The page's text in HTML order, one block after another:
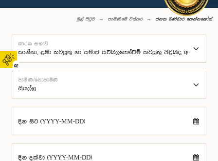
02
මුල් පිටුව පැමිණීමේ විස්තර ජනක බණ්ඩාර තෙන්නකෝන්
කාරක සභාව
පැමිණි/නොපැමිණි
දින සිට (YYYY-MM-DD)
දින දක්වා (YYYY-MM-DD)